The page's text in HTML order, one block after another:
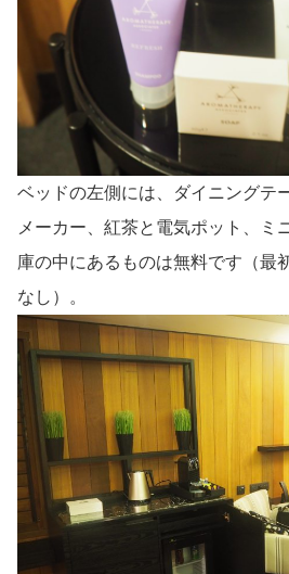
ベッドの左側には、ダイニングテ
メーカー、紅茶と電気ポット、ミ
庫の中にあるものは無料です（最
なし）。